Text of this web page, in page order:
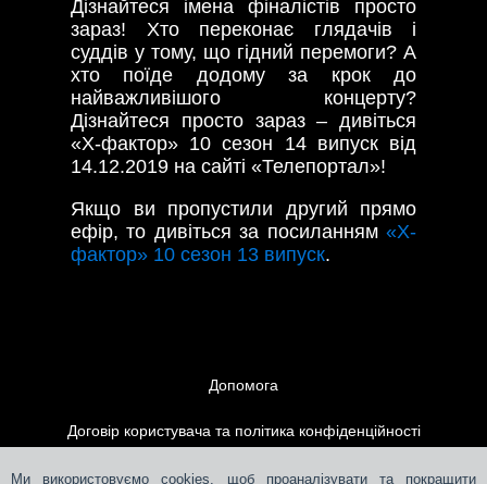
Ми використовуємо cookies, щоб проаналізувати та покращити
Дізнайтеся імена фіналістів просто
зараз! Хто переконає глядачів і
суддів у тому, що гідний перемоги? А
хто поїде додому за крок до
найважливішого концерту?
Дізнайтеся просто зараз – дивіться
«Х-фактор» 10 сезон 14 випуск від
14.12.2019 на сайті «Телепортал»!
Якщо ви пропустили другий прямо
ефір, то дивіться за посиланням «Х-
фактор» 10 сезон 13 випуск.
Допомога
Договір користувача та політика конфіденційності
Контакти